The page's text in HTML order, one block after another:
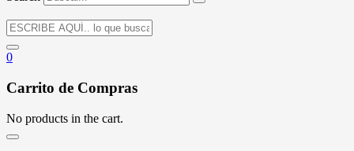
0
Carrito de Compras
No products in the cart.